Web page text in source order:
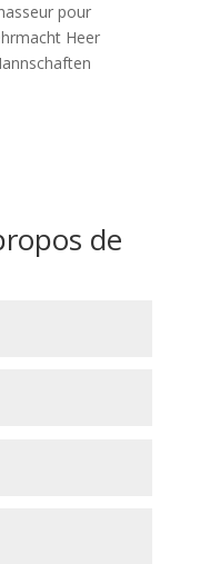
pour
Heer
de